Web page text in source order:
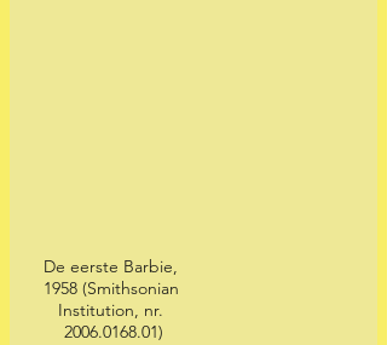
De eerste Barbie,
1958 (Smithsonian
Institution, nr.
2006.0168.01)